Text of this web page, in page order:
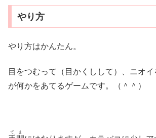
やり方
やり方はかんたん。
目をつむって（目かくしして）、ニオ
が何かをあてるゲームです。（＾＾）
てま